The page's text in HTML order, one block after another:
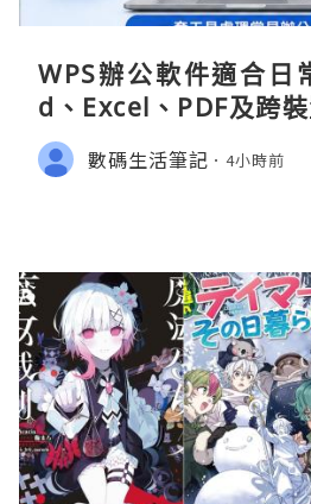
WPS辦公軟件適合日
d、Excel、PDF及跨
數碼生活筆記 4小時前